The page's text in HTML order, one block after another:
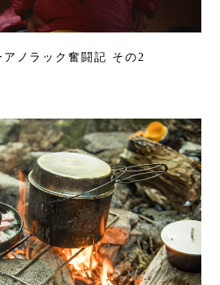
ノラック奮闘記 その2